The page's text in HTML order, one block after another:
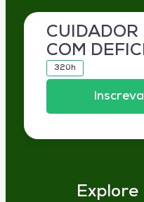
CUIDADOR
COM
320h
Explore